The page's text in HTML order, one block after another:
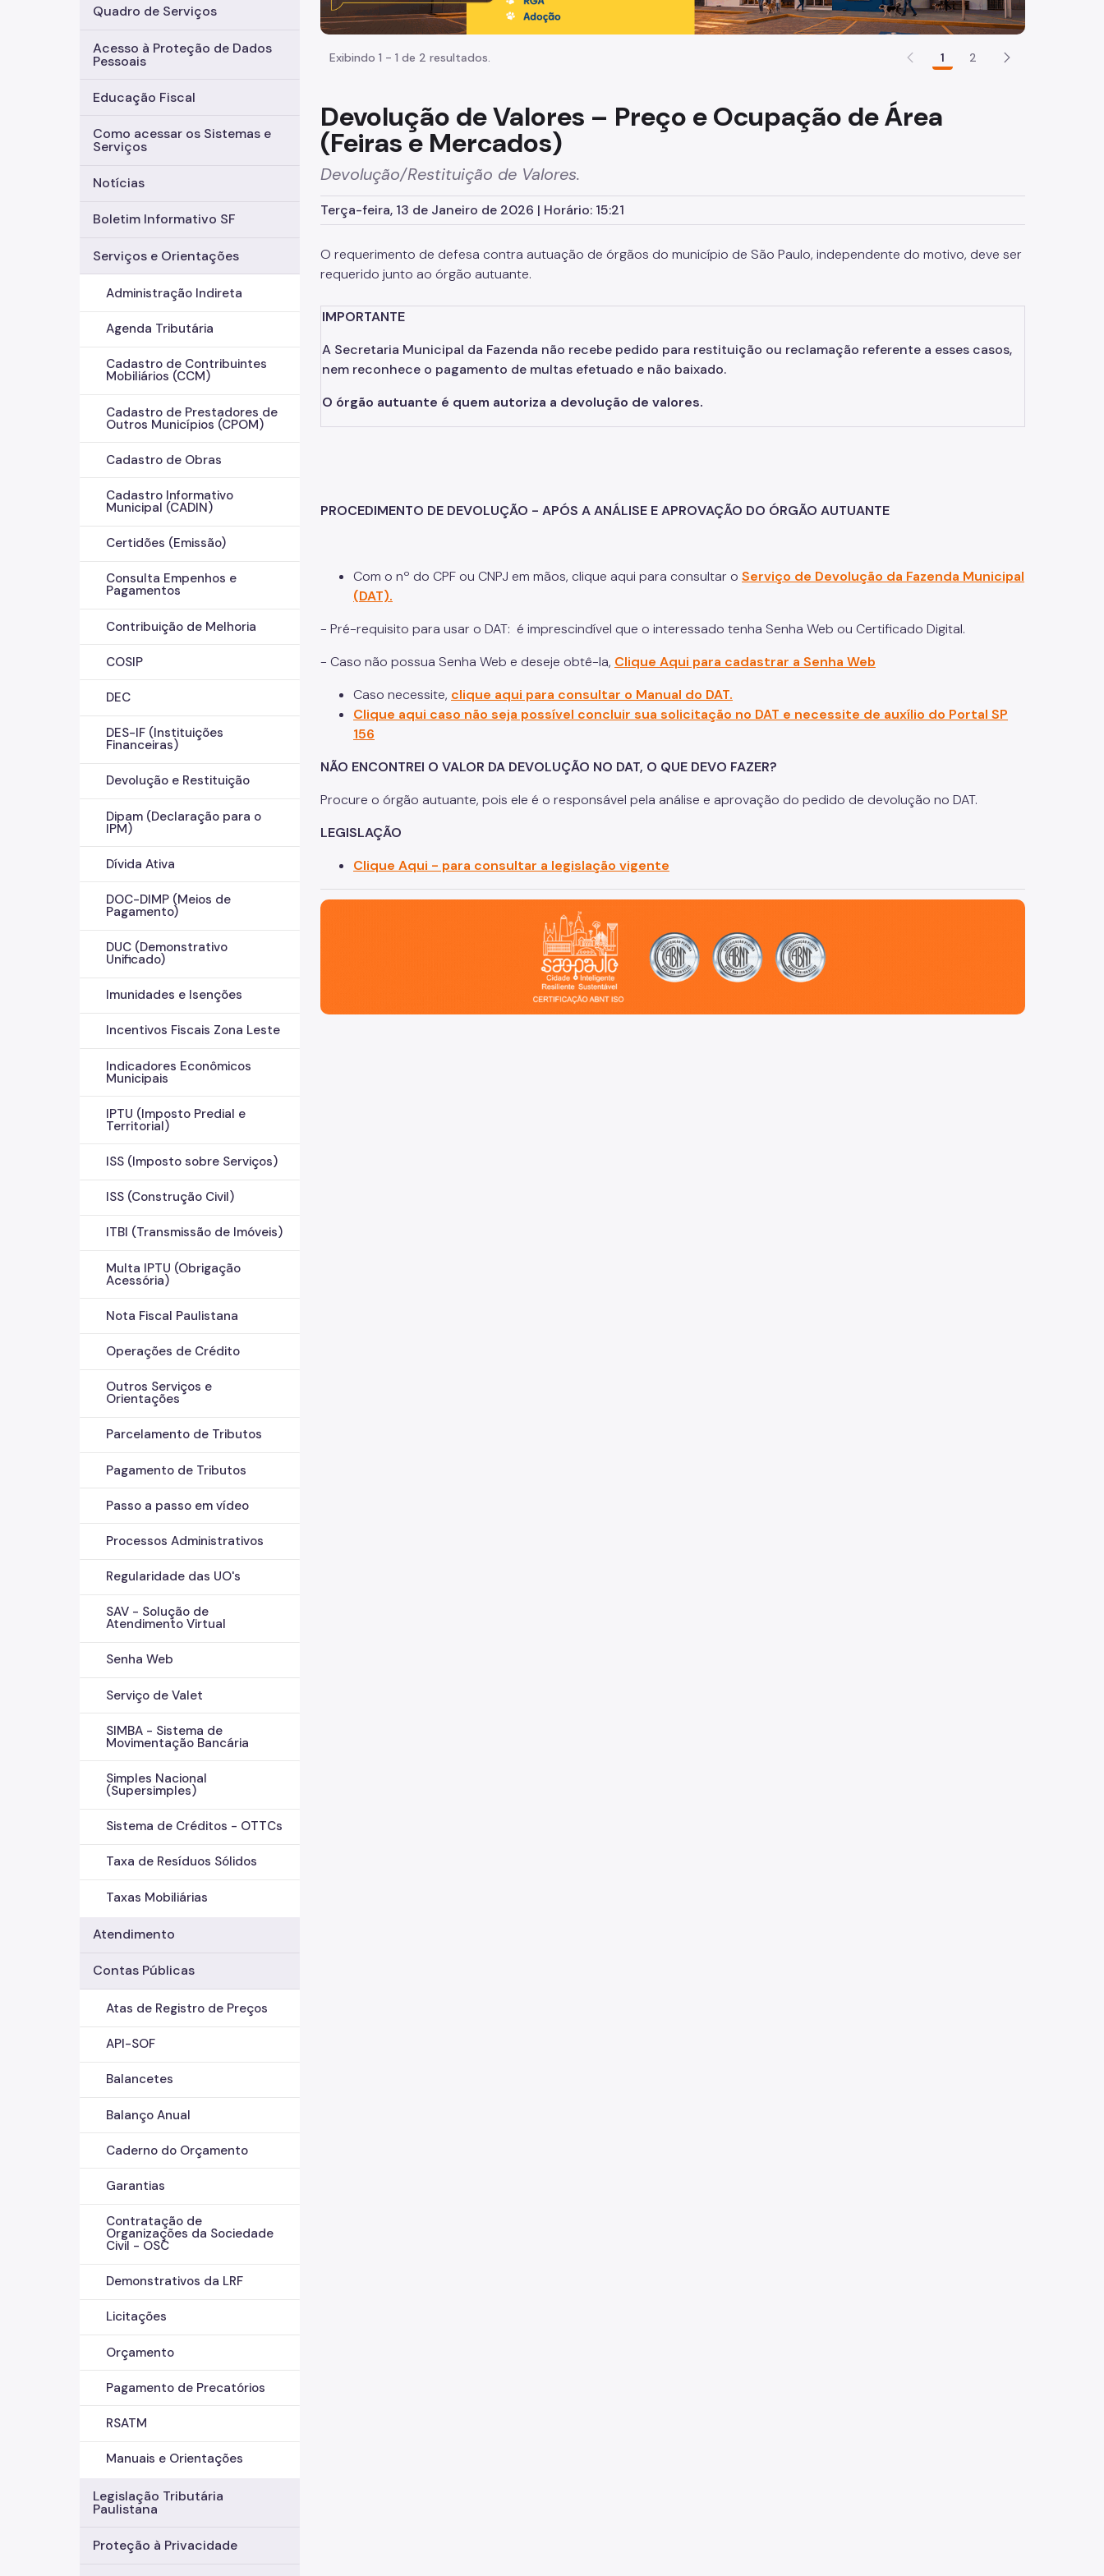
Quadro de Serviços
Acesso à Proteção de Dados
Pessoais
Educação Fiscal
Como acessar os Sistemas e
Serviços
Notícias
Boletim Informativo SF
Serviços e Orientações
Administração Indireta
Agenda Tributária
Cadastro de Contribuintes
Mobiliários (CCM)
Cadastro de Prestadores de
Outros Municípios (CPOM)
Cadastro de Obras
Cadastro Informativo
Municipal (CADIN)
Certidões (Emissão)
Consulta Empenhos e
Pagamentos
Contribuição de Melhoria
COSIP
DEC
DES-IF (Instituições
Financeiras)
Devolução e Restituição
Dipam (Declaração para o
IPM)
Dívida Ativa
DOC-DIMP (Meios de
Pagamento)
DUC (Demonstrativo
Unificado)
Imunidades e Isenções
Incentivos Fiscais Zona Leste
Indicadores Econômicos
Municipais
IPTU (Imposto Predial e
Territorial)
ISS (Imposto sobre Serviços)
ISS (Construção Civil)
ITBI (Transmissão de Imóveis)
Multa IPTU (Obrigação
Acessória)
Nota Fiscal Paulistana
Operações de Crédito
Outros Serviços e
Orientações
Parcelamento de Tributos
Pagamento de Tributos
Passo a passo em vídeo
Processos Administrativos
Regularidade das UO's
SAV - Solução de
Atendimento Virtual
Senha Web
Serviço de Valet
SIMBA - Sistema de
Movimentação Bancária
Simples Nacional
(Supersimples)
Sistema de Créditos - OTTCs
Taxa de Resíduos Sólidos
Taxas Mobiliárias
Atendimento
Contas Públicas
Atas de Registro de Preços
API-SOF
Balancetes
Balanço Anual
Caderno do Orçamento
Garantias
Contratação de
Organizações da Sociedade
Civil - OSC
Demonstrativos da LRF
Licitações
Orçamento
Pagamento de Precatórios
RSATM
Manuais e Orientações
Legislação Tributária
Paulistana
Proteção à Privacidade
Exibindo 1 - 1 de 2 resultados. 1 2
Devolução de Valores – Preço e Ocupação de Área
(Feiras e Mercados)
Devolução/Restituição de Valores.
Terça-feira, 13 de Janeiro de 2026 | Horário: 15:21
O requerimento de defesa contra autuação de órgãos do município de São Paulo, independente do motivo, deve ser
requerido junto ao órgão autuante.
IMPORTANTE
A Secretaria Municipal da Fazenda não recebe pedido para restituição ou reclamação referente a esses casos,
nem reconhece o pagamento de multas efetuado e não baixado.
O órgão autuante é quem autoriza a devolução de valores.
PROCEDIMENTO DE DEVOLUÇÃO - APÓS A ANÁLISE E APROVAÇÃO DO ÓRGÃO AUTUANTE
Com o nº do CPF ou CNPJ em mãos, clique aqui para consultar o Serviço de Devolução da Fazenda Municipal
(DAT).
- Pré-requisito para usar o DAT: é imprescindível que o interessado tenha Senha Web ou Certificado Digital.
- Caso não possua Senha Web e deseje obtê-la, Clique Aqui para cadastrar a Senha Web
Caso necessite, clique aqui para consultar o Manual do DAT.
Clique aqui caso não seja possível concluir sua solicitação no DAT e necessite de auxílio do Portal SP
156
NÃO ENCONTREI O VALOR DA DEVOLUÇÃO NO DAT, O QUE DEVO FAZER?
Procure o órgão autuante, pois ele é o responsável pela análise e aprovação do pedido de devolução no DAT.
LEGISLAÇÃO
Clique Aqui - para consultar a legislação vigente
São Paulo, cidade inteligente, resiliente e sustentável